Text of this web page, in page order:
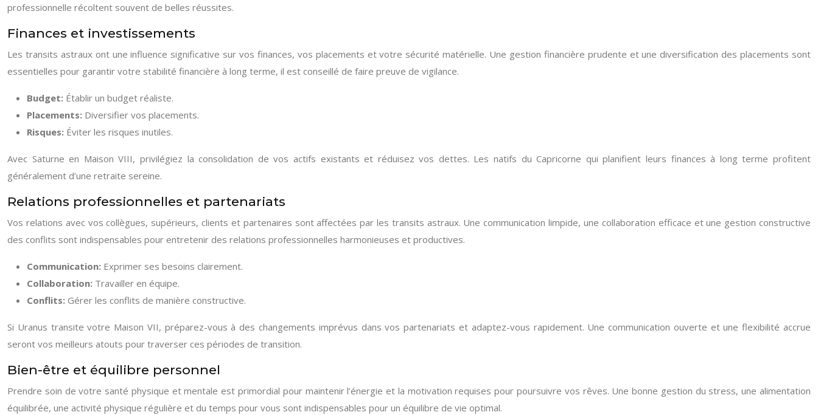
professionnelle récoltent souvent de belles réussites.
Finances et investissements
Les transits astraux ont une influence significative sur vos finances, vos placements et votre sécurité matérielle. Une gestion financière prudente et une diversification des placements sont
essentielles pour garantir votre stabilité financière à long terme, il est conseillé de faire preuve de vigilance.
Budget: Établir un budget réaliste.
Placements: Diversifier vos placements.
Risques: Éviter les risques inutiles.
Avec Saturne en Maison VIII, privilégiez la consolidation de vos actifs existants et réduisez vos dettes. Les natifs du Capricorne qui planifient leurs finances à long terme profitent
généralement d’une retraite sereine.
Relations professionnelles et partenariats
Vos relations avec vos collègues, supérieurs, clients et partenaires sont affectées par les transits astraux. Une communication limpide, une collaboration efficace et une gestion constructive
des conflits sont indispensables pour entretenir des relations professionnelles harmonieuses et productives.
Communication: Exprimer ses besoins clairement.
Collaboration: Travailler en équipe.
Conflits: Gérer les conflits de manière constructive.
Si Uranus transite votre Maison VII, préparez-vous à des changements imprévus dans vos partenariats et adaptez-vous rapidement. Une communication ouverte et une flexibilité accrue
seront vos meilleurs atouts pour traverser ces périodes de transition.
Bien-être et équilibre personnel
Prendre soin de votre santé physique et mentale est primordial pour maintenir l’énergie et la motivation requises pour poursuivre vos rêves. Une bonne gestion du stress, une alimentation
équilibrée, une activité physique régulière et du temps pour vous sont indispensables pour un équilibre de vie optimal.